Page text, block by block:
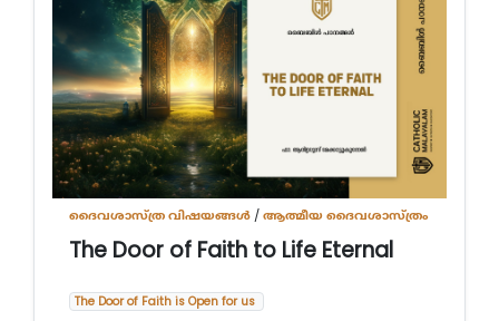
ദൈവശാസ്ത്ര വിഷയങ്ങള്‍ /ആത്മീയ ദൈവശാസ്ത്രം
The Door of Faith to Life Eternal
The Door of Faith is Open for us